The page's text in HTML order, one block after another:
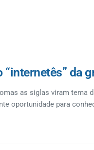
“internetês” da
as siglas viram tema
oportunidade para